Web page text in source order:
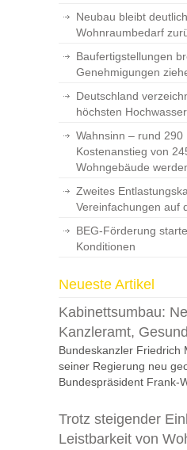
Neubau bleibt
Wohnraumbedarf
Baufertigstellungen
Genehmigungen
Deutschland
höchsten
Wahnsinn – rund 290
Kostenanstieg von
Wohngebäude
Zweites
Vereinfachungen auf
BEG-Förderung
Konditionen
Neueste Artikel
Kabinettsumbau:
Kanzleramt,
Bundeskanzler Friedrich
seiner Regierung neu
Bundespräsident Frank-
Trotz steigender
Leistbarkeit von